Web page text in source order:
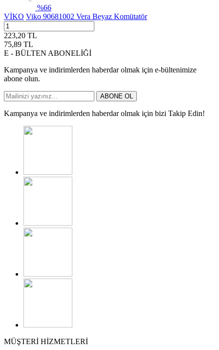
%66
VİKO Viko 90681002 Vera Beyaz Komütatör
223,20 TL
75,89 TL
E - BÜLTEN ABONELİĞİ
Kampanya ve indirimlerden haberdar olmak için e-bültenimize
abone olun.
ABONE OL
Kampanya ve indirimlerden haberdar olmak için bizi Takip Edin!
MÜŞTERİ HİZMETLERİ